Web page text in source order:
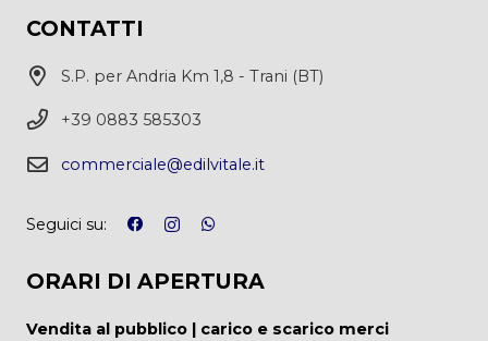
CONTATTI
S.P. per Andria Km 1,8 - Trani (BT)
+39 0883 585303
commerciale@edilvitale.it
Seguici su:
ORARI DI APERTURA
Vendita al pubblico | carico e scarico merci